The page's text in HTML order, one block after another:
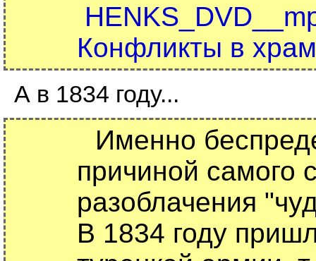
Конфликты в
А в 1834 году...
Именно
причиной самого
разоблачения
В 1834 году